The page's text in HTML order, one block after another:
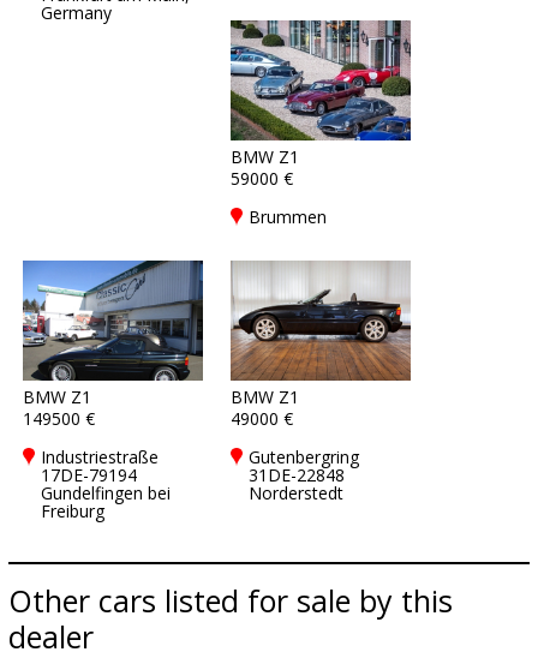
Germany
BMW Z1
59000 €
Brummen
BMW Z1
149500 €
Industriestraße
17DE-79194
Gundelfingen bei
Freiburg
BMW Z1
49000 €
Gutenbergring
31DE-22848
Norderstedt
Other cars listed for sale by this
dealer